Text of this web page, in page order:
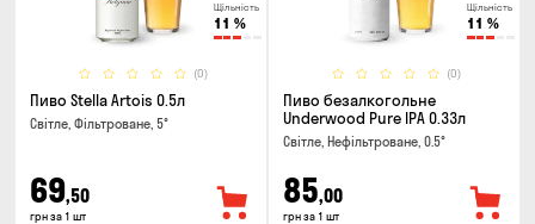
Щільність
11 %
(0)
Пиво Stella Artois 0.5л
Світле, Фільтроване, 5°
69,50
грн за 1 шт
Щільність
11 %
(0)
Пиво безалкогольне
Underwood Pure IPA 0.33л
Світле, Нефільтроване, 0.5°
85,00
грн за 1 шт